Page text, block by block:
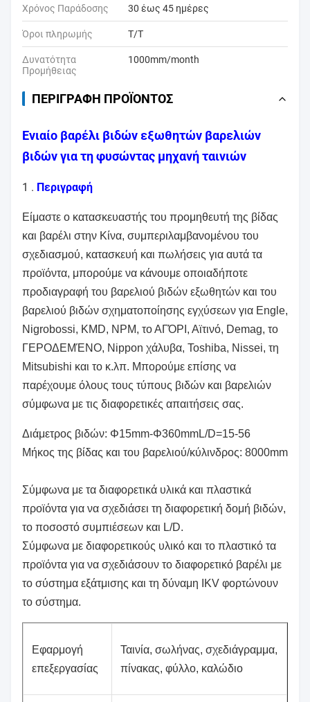
Χρόνος Παράδοσης 30 έως 45 ημέρες
Όροι πληρωμής T/T
Δυνατότητα
Προμήθειας
1000mm/month
ΠΕΡΙΓΡΑΦΉ ΠΡΟΪΌΝΤΟΣ
Ενιαίο βαρέλι βιδών εξωθητών βαρελιών
βιδών για τη φυσώντας μηχανή ταινιών
1 . Περιγραφή
Είμαστε ο κατασκευαστής του προμηθευτή της βίδας
και βαρέλι στην Κίνα, συμπεριλαμβανομένου του
σχεδιασμού, κατασκευή και πωλήσεις για αυτά τα
προϊόντα, μπορούμε να κάνουμε οποιαδήποτε
προδιαγραφή του βαρελιού βιδών εξωθητών και του
βαρελιού βιδών σχηματοποίησης εγχύσεων για Engle,
Nigrobossi, KMD, NPM, το ΑΓΌΡΙ, Αϊτινό, Demag, το
ΓΕΡΟΔΕΜΈΝΟ, Nippon χάλυβα, Toshiba, Nissei, τη
Mitsubishi και το κ.λπ. Μπορούμε επίσης να
παρέχουμε όλους τους τύπους βιδών και βαρελιών
σύμφωνα με τις διαφορετικές απαιτήσεις σας.
Διάμετρος βιδών: Φ15mm-Φ360mmL/D=15-56
Μήκος της βίδας και του βαρελιού/κύλινδρος: 8000mm
Σύμφωνα με τα διαφορετικά υλικά και πλαστικά
προϊόντα για να σχεδιάσει τη διαφορετική δομή βιδών,
το ποσοστό συμπιέσεων και L/D.
Σύμφωνα με διαφορετικούς υλικό και το πλαστικό τα
προϊόντα για να σχεδιάσουν το διαφορετικό βαρέλι με
το σύστημα εξάτμισης και τη δύναμη IKV φορτώνουν
το σύστημα.
Εφαρμογή
επεξεργασίας
Ταινία, σωλήνας, σχεδιάγραμμα,
πίνακας, φύλλο, καλώδιο